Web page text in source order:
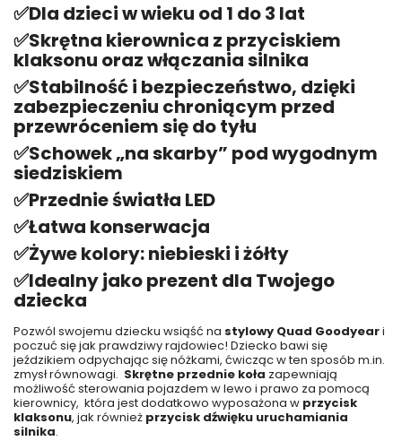
✅Dla dzieci w wieku od 1 do 3 lat
✅Skrętna kierownica z przyciskiem
klaksonu oraz włączania silnika
✅Stabilność i bezpieczeństwo, dzięki
zabezpieczeniu chroniącym przed
przewróceniem się do tyłu
✅Schowek „na skarby” pod wygodnym
siedziskiem
✅Przednie światła LED
✅Łatwa konserwacja
✅Żywe kolory: niebieski i żółty
✅Idealny jako prezent dla Twojego
dziecka
Pozwól swojemu dziecku wsiąść na stylowy Quad Goodyeari
poczuć się jak prawdziwy rajdowiec! Dziecko bawi się
jeździkiem odpychając się nóżkami, ćwicząc w ten sposób m.in.
zmysł równowagi. Skrętne przednie koła zapewniają
możliwość sterowania pojazdem w lewo i prawo za pomocą
kierownicy, która jest dodatkowo wyposażona w przycisk
klaksonu, jak również przycisk dźwięku uruchamiania
silnika.